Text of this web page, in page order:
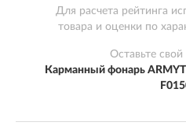
Для расчета рейтинга
товара и оценки по
Оставьте
Карманный фонарь